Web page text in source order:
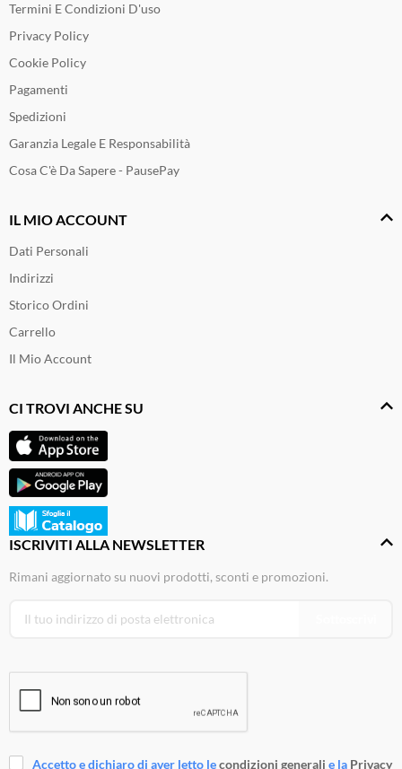
Termini E Condizioni D'uso
Privacy Policy
Cookie Policy
Pagamenti
Spedizioni
Garanzia Legale E Responsabilità
Cosa C'è Da Sapere - PausePay
IL MIO ACCOUNT
Dati Personali
Indirizzi
Storico Ordini
Carrello
Il Mio Account
CI TROVI ANCHE SU
ISCRIVITI ALLA NEWSLETTER
Rimani aggiornato su nuovi prodotti, sconti e promozioni.
Accetto e dichiaro di aver letto lecondizioni generali e la Privacy